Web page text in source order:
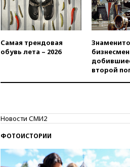
Самая трендовая
обувь лета – 2026
второй
Новости СМИ2
ФОТОИСТОРИИ